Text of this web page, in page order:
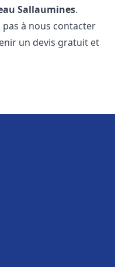
Sallaumines.
pas à nous contacter
un devis gratuit et